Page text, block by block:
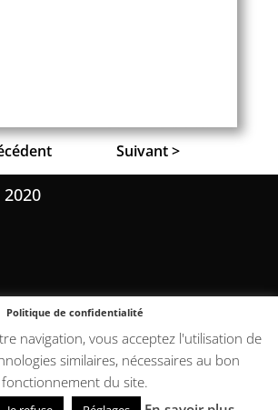
Suivant >
de Vente
Politique de confidentialité
navigation, vous acceptez l'utilisation de
similaires, nécessaires au bon
fonctionnement du site.